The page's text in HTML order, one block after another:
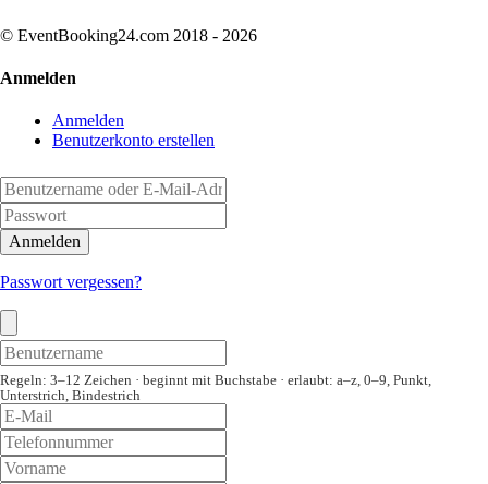
© EventBooking24.com 2018 - 2026
Anmelden
Anmelden
Benutzerkonto erstellen
Anmelden
Passwort vergessen?
Regeln: 3–12 Zeichen · beginnt mit Buchstabe · erlaubt: a–z, 0–9, Punkt,
Unterstrich, Bindestrich